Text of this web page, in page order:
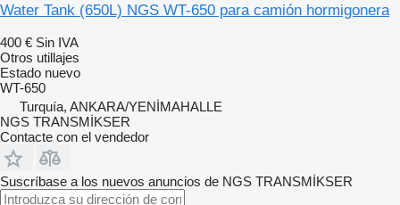
Water Tank (650L) NGS WT-650 para camión hormigonera
400 € Sin IVA
Otros utillajes
Estado nuevo
WT-650
Turquía, ANKARA/YENİMAHALLE
NGS TRANSMİKSER
Contacte con el vendedor
Suscríbase a los nuevos anuncios de NGS TRANSMİKSER